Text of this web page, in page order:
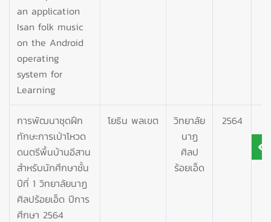
an application
Isan folk music
on the Android
operating
system for
Learning
การพัฒนาชุดฝึก
ทักษะการเป่าโหวด
ดนตรีพื้นบ้านอีสาน
สำหรับนักศึกษาชั้น
ปีที่ 1 วิทยาลัยนาฏ
ศิลปร้อยเอ็ด ปีการ
ศึกษา 2564
โยธิน พลเขต
วิทยาลัย
นาฏ
ศิลป
ร้อยเอ็ด
2564